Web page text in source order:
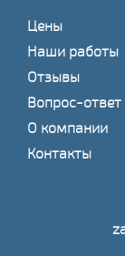
Цены
Наши работы
Отзывы
Вопрос-ответ
О компании
Контакты